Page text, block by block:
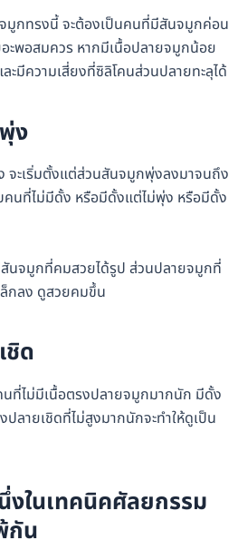
มูกทรงนี้ จะต้องเป็นคนที่มีสันจมูกค่อน
ะพอสมควร หากมีเนื้อปลายจมูกน้อย
ะมีความเสี่ยงที่ซิลิโคนส่วนปลายทะลุได้
ง
จะเริ่มตั้งแต่ส่วนสันจมูกพุ่งลงมาจนถึง
คนที่ไม่มีดั้ง หรือมีดั้งแต่ไม่พุ่ง หรือมีดั้ง
นจมูกที่คมสวยได้รูป ส่วนปลายจมูกที่
ล็กลง ดูสวยคมขึ้น
ชิด
นที่ไม่มีเนื้อตรงปลายจมูกมากนัก มีดั้ง
ลายเชิดที่ไม่สูงมากนักจะทำให้ดูเป็น
ในเทคนิคศัลยกรรม
กัน